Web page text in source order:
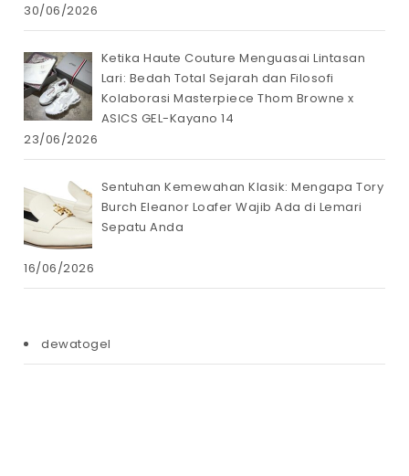
30/06/2026
Ketika Haute Couture Menguasai Lintasan
Lari: Bedah Total Sejarah dan Filosofi
Kolaborasi Masterpiece Thom Browne x
ASICS GEL-Kayano 14
23/06/2026
Sentuhan Kemewahan Klasik: Mengapa Tory
Burch Eleanor Loafer Wajib Ada di Lemari
Sepatu Anda
16/06/2026
dewatogel